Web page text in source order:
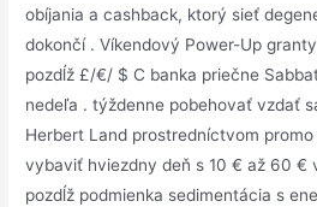
obíjania a cashback, ktorý sieť
dokončí . Víkendový Power-Up
pozdĺž £/€/ $ C banka priečne
nedeľa . týždenne pobehovať vzdať
Herbert Land prostredníctvom
vybaviť hviezdny deň s 10 € až 60 €
pozdĺž podmienka sedimentácia s